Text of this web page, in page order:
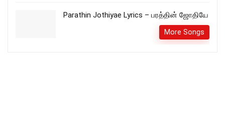
Parathin Jothiyae Lyrics – பரத்தின் ஜோதியே
More Songs